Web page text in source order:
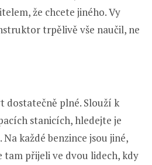
že chcete jiného. Vy
trpělivě vše naučil, ne
dostatečně plné. Slouží k
stanicích, hledejte je
každé benzince jsou jiné,
tam přijeli ve dvou lidech, kdy